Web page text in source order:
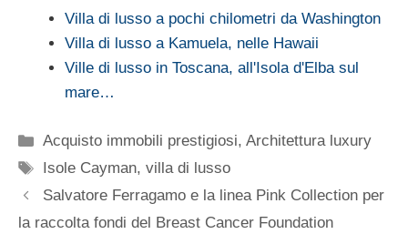
Villa di lusso a pochi chilometri da Washington
Villa di lusso a Kamuela, nelle Hawaii
Ville di lusso in Toscana, all'Isola d'Elba sul
mare…
Categorie
Acquisto immobili prestigiosi,Architettura luxury
Tag
Isole Cayman,villa di lusso
Salvatore Ferragamo e la linea Pink Collection per
la raccolta fondi del Breast Cancer Foundation